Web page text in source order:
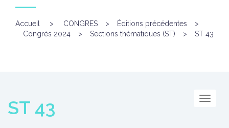
Accueil > CONGRES > Éditions précédentes
>
Congrès 2024
> Sections thématiques (ST) > ST 43
Menu
ST 43